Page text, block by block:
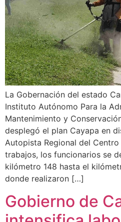
La Gobernación del estado
Instituto Autónomo Para la
Mantenimiento y
desplegó el plan Cayapa en
Autopista Regional del
trabajos, los funcionarios se
kilómetro 148 hasta el
donde realizaron […]
Gobierno de